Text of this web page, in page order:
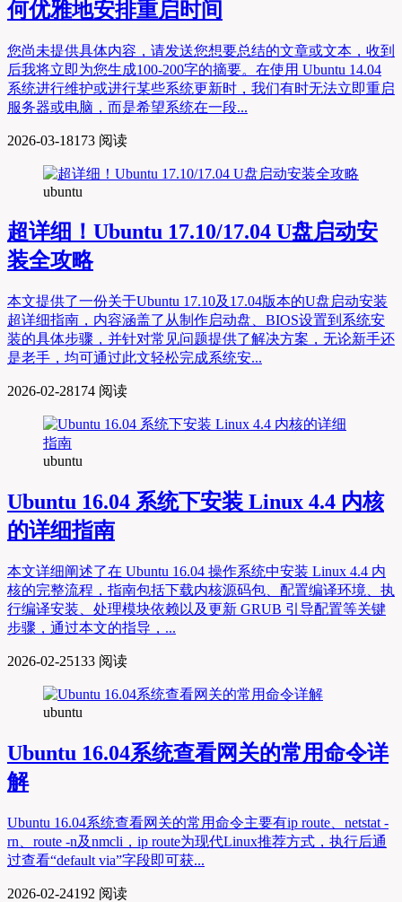
何优雅地安排重启时间
您尚未提供具体内容，请发送您想要总结的文章或文本，收到
后我将立即为您生成100-200字的摘要。在使用 Ubuntu 14.04
系统进行维护或进行某些系统更新时，我们有时无法立即重启
服务器或电脑，而是希望系统在一段...
2026-03-18173 阅读
ubuntu
超详细！Ubuntu 17.10/17.04 U盘启动安
装全攻略
本文提供了一份关于Ubuntu 17.10及17.04版本的U盘启动安装
超详细指南，内容涵盖了从制作启动盘、BIOS设置到系统安
装的具体步骤，并针对常见问题提供了解决方案，无论新手还
是老手，均可通过此文轻松完成系统安...
2026-02-28174 阅读
ubuntu
Ubuntu 16.04 系统下安装 Linux 4.4 内核
的详细指南
本文详细阐述了在 Ubuntu 16.04 操作系统中安装 Linux 4.4 内
核的完整流程，指南包括下载内核源码包、配置编译环境、执
行编译安装、处理模块依赖以及更新 GRUB 引导配置等关键
步骤，通过本文的指导，...
2026-02-25133 阅读
ubuntu
Ubuntu 16.04系统查看网关的常用命令详
解
Ubuntu 16.04系统查看网关的常用命令主要有ip route、netstat -
rn、route -n及nmcli，ip route为现代Linux推荐方式，执行后通
过查看“default via”字段即可获...
2026-02-24192 阅读